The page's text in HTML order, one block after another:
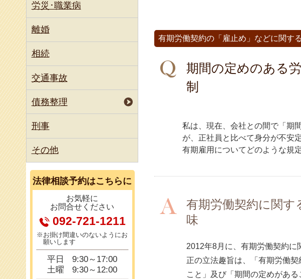
國府 朋江
河西 龍介
有期労働契約の「雇止め」などに関す
期間の定めのある
制
私は、現在、会社との間で「期
が、正社員と比べて身分が不安
有期雇用についてどのような規
有期労働契約に関す
味
2012年8月に、有期労働契約に
正の立法趣旨は、「有期労働
こと」及び「期間の定めがあ
労災･職業病
離婚
相続
交通事故
債務整理
刑事
その他
法律相談予約はこちらに
お気軽に
お問合せください
092-721-1211
※お掛け間違いのないようにお
願いします
平日
9:30～17:00
土曜
9:30～12:00